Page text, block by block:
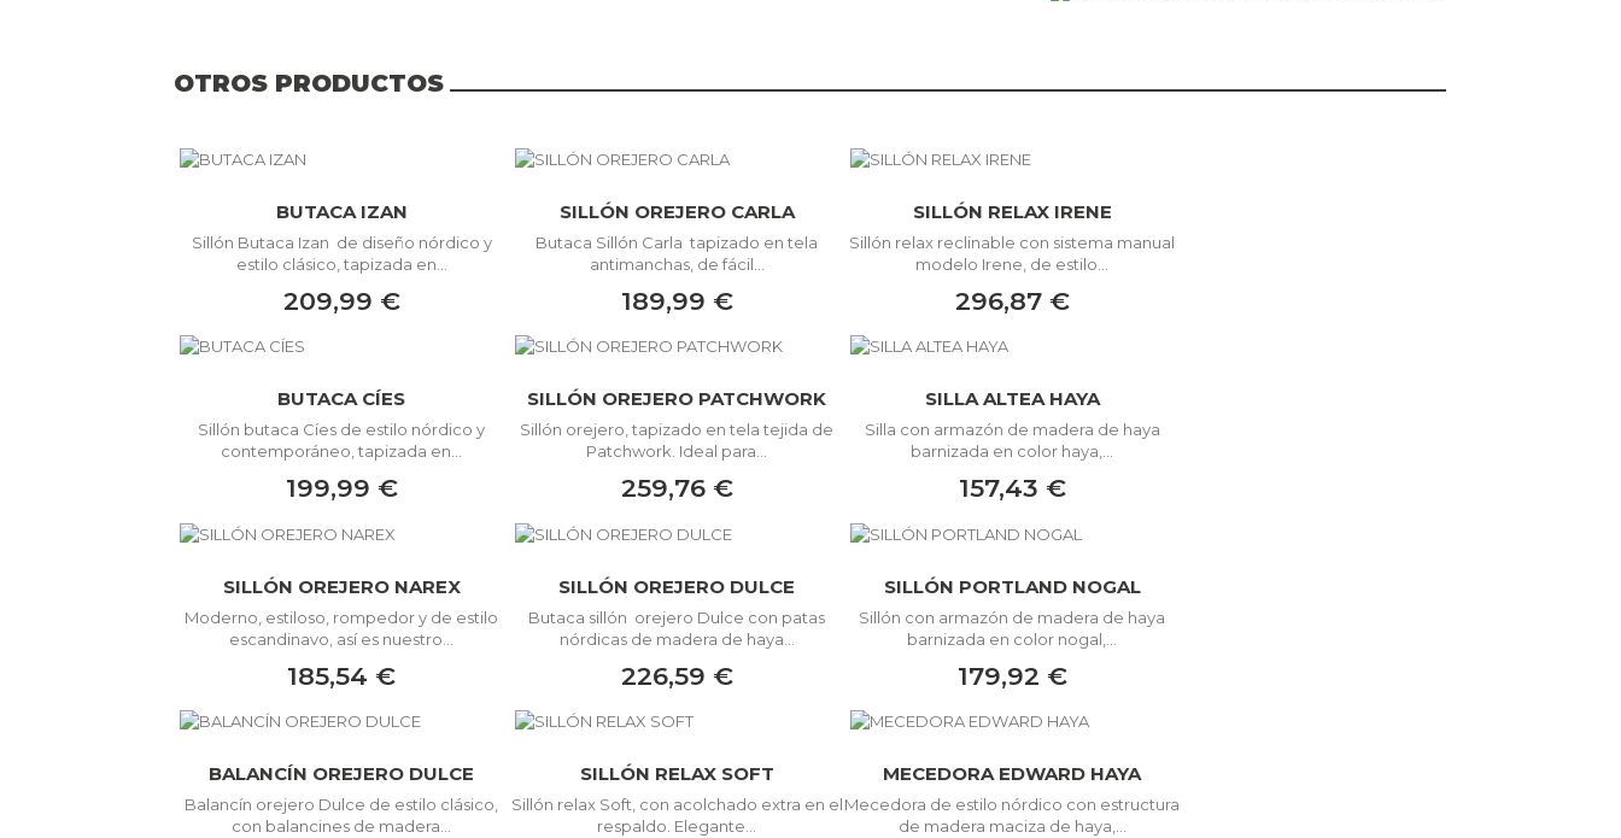
OTROS PRODUCTOS
BUTACA IZAN
Sillón Butaca Izan de diseño nórdico y
estilo clásico, tapizada en...
209,99 €
SILLÓN OREJERO CARLA
Butaca Sillón Carla tapizado en tela
antimanchas, de fácil...
189,99 €
SILLÓN RELAX IRENE
Sillón relax reclinable con sistema manual
modelo Irene, de estilo...
296,87 €
BUTACA CÍES
Sillón butaca Cíes de estilo nórdico y
contemporáneo, tapizada en...
199,99 €
SILLÓN OREJERO PATCHWORK
Sillón orejero, tapizado en tela tejida de
Patchwork. Ideal para...
259,76 €
SILLA ALTEA HAYA
Silla con armazón de madera de haya
barnizada en color haya,...
157,43 €
SILLÓN OREJERO NAREX
Moderno, estiloso, rompedor y de estilo
escandinavo, así es nuestro...
185,54 €
SILLÓN OREJERO DULCE
Butaca sillón orejero Dulce con patas
nórdicas de madera de haya...
226,59 €
SILLÓN PORTLAND NOGAL
Sillón con armazón de madera de haya
barnizada en color nogal,...
179,92 €
BALANCÍN OREJERO DULCE
Balancín orejero Dulce de estilo clásico,
con balancines de madera...
SILLÓN RELAX SOFT
Sillón relax Soft, con acolchado extra en el
respaldo. Elegante...
MECEDORA EDWARD HAYA
Mecedora de estilo nórdico con estructura
de madera maciza de haya,...